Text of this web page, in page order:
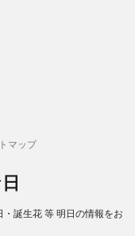
マップ
誕生花 等 明日の情報をお